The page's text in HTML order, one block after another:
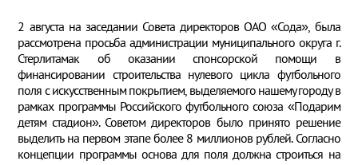
2 августа на заседании Совета директоров ОАО «Сода», была
рассмотрена просьба администрации муниципального округа г.
Стерлитамак об оказании спонсорской помощи в
финансировании строительства нулевого цикла футбольного
поля с искусственным покрытием, выделяемого нашему городу в
рамках программы Российского футбольного союза «Подарим
детям стадион». Советом директоров было принято решение
выделить на первом этапе более 8 миллионов рублей. Согласно
концепции программы основа для поля должна строиться на